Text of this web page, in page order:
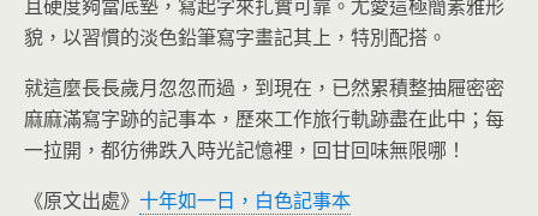
且硬度夠當底墊，寫起字來扎實可靠。尤愛這極簡素雅形
貌，以習慣的淡色鉛筆寫字畫記其上，特別配搭。
就這麼長長歲月忽忽而過，到現在，已然累積整抽屜密密
麻麻滿寫字跡的記事本，歷來工作旅行軌跡盡在此中；每
一拉開，都彷彿跌入時光記憶裡，回甘回味無限哪！
《原文出處》 十年如一日，白色記事本